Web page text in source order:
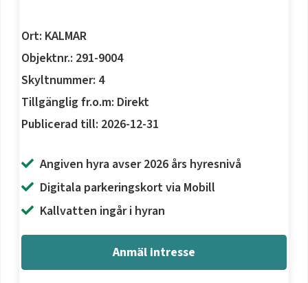
Ort: KALMAR
Objektnr.: 291-9004
Skyltnummer: 4
Tillgänglig fr.o.m: Direkt
Publicerad till: 2026-12-31
Angiven hyra avser 2026 års hyresnivå
Digitala parkeringskort via Mobill
Kallvatten ingår i hyran
Anmäl intresse